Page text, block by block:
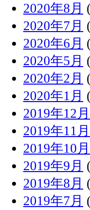
2020年8月
2020年7月
2020年6月
2020年5月
2020年2月
2020年1月
2019年12月
2019年11月
2019年10月
2019年9月
2019年8月
2019年7月